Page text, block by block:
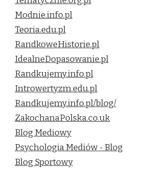
Modnie.info.pl
Teoria.edu.pl
RandkoweHistorie.pl
IdealneDopasowanie.pl
Randkujemy.info.pl
Introwertyzm.edu.pl
Randkujemy.info.pl/blog/
ZakochanaPolska.co.uk
Blog Mediowy
Psychologia Mediów - Blog
Blog Sportowy